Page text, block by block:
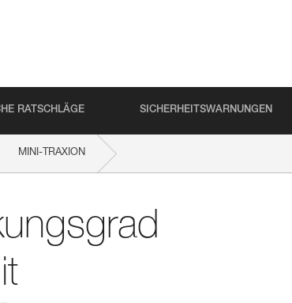
RATSCHLÄGE SICHERHEITSWARNUNGEN
MINI-TRAXION